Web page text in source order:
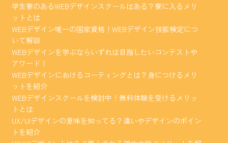
学生寮のあるWEBデザインスクールはある？寮に入るメリ
ットとは
WEBデザイン唯一の国家資格！WEBデザイン技能検定につ
いて解説
WEBデザインを学ぶならいずれは目指したいコンテストや
アワード！
WEBデザインにおけるコーティングとは？身につけるメリ
ットを紹介
WEBデザインスクールを検討中！無料体験を受けるメリッ
トとは
UX/UIデザインの意味を知ってる？違いやデザインのポイン
トを紹介